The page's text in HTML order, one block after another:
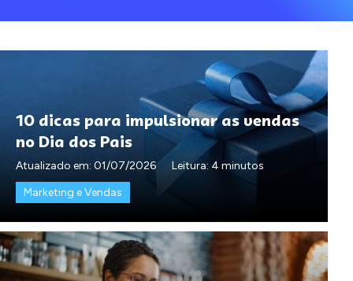
10 dicas para impulsionar as vendas
no Dia dos Pais
Atualizado em: 01/07/2026
Leitura: 4 minutos
Marketing e Vendas